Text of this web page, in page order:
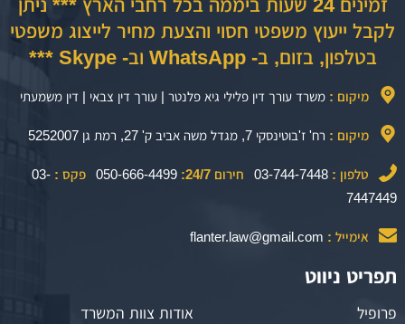
זמינים 24 שעות ביממה בכל רחבי הארץ *** ניתן
לקבל ייעוץ משפטי חסוי והצעת מחיר לייצוג משפטי
בטלפון, בזום, ב- WhatsApp וב- Skype ***
מיקום : משרד עורך דין פלילי גיא פלנטר | עורך דין צבאי | דין משמעתי
מיקום : רח' ז'בוטינסקי 7, מגדל משה אביב ק' 27, רמת גן 5252007
טלפון : 03-744-7448 חירום 24/7: 050-666-4499 פקס : 03-
7447449
אימייל : flanter.law@gmail.com
תפריט ניווט
פרופיל
אודות צוות המשרד